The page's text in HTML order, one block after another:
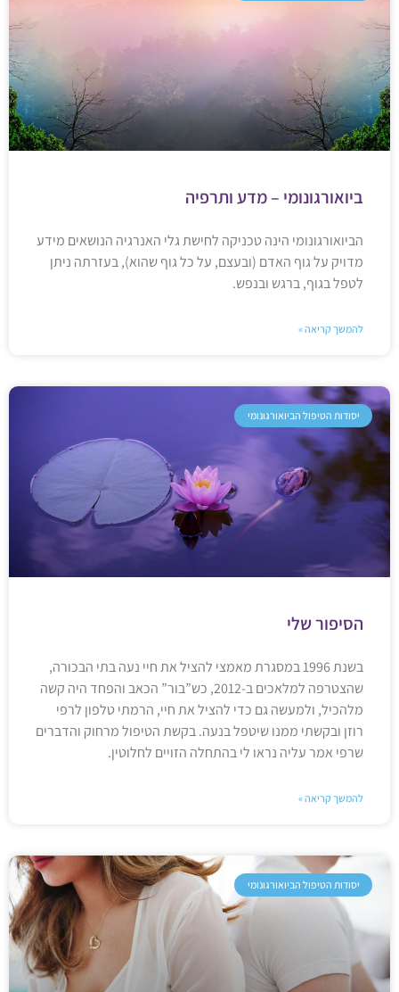
ביואורגונומי – מדע ותרפיה
הביואורגונומי הינה טכניקה לחישת גלי האנרגיה הנושאים מידע
מדויק על גוף האדם (ובעצם, על כל גוף שהוא), בעזרתה ניתן
לטפל בגוף, ברגש ובנפש.
להמשך קריאה »
יסודות הטיפול הביואורגונומי
הסיפור שלי
בשנת 1996 במסגרת מאמצי להציל את חיי נעה בתי הבכורה,
שהצטרפה למלאכים ב-2012, כש”בור” הכאב והפחד היה קשה
מלהכיל, ולמעשה גם כדי להציל את חיי, הרמתי טלפון לרפי
רוזן ובקשתי ממנו שיטפל בנעה. בקשת הטיפול מרחוק והדברים
שרפי אמר עליה נראו לי בהתחלה הזויים לחלוטין.
להמשך קריאה »
יסודות הטיפול הביואורגונומי